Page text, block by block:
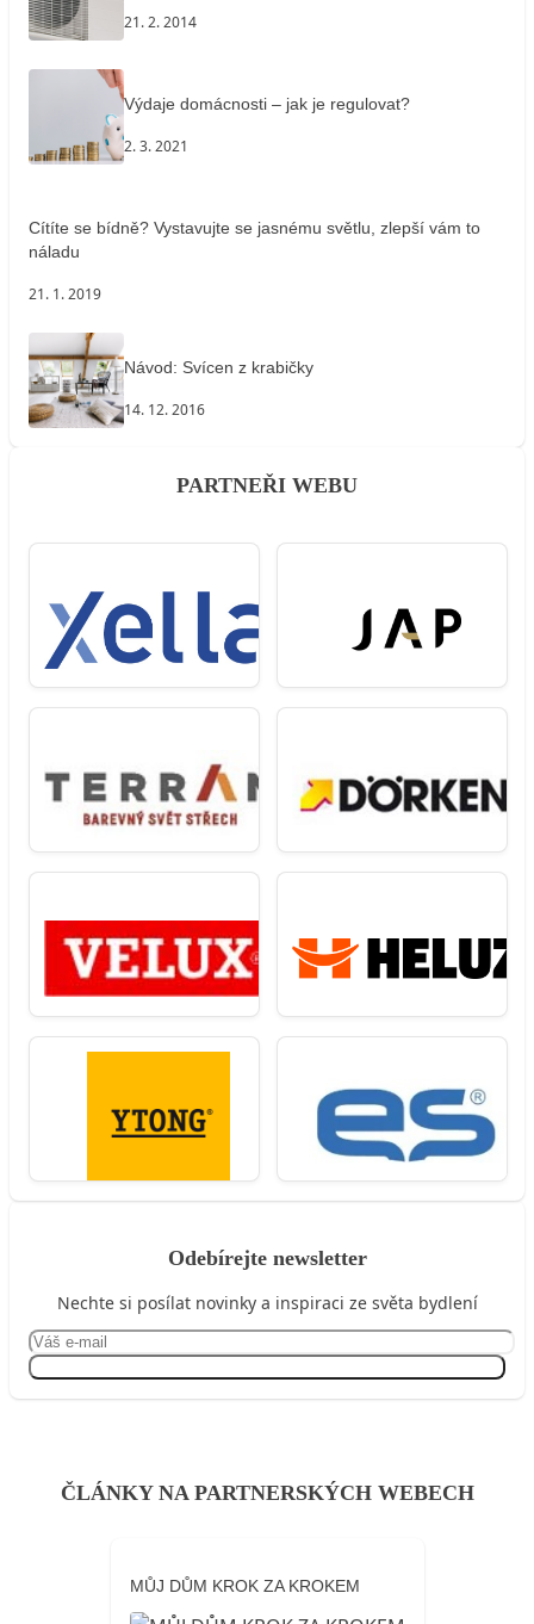
21. 2. 2014
Výdaje domácnosti – jak je regulovat?
2. 3. 2021
Cítíte se bídně? Vystavujte se jasnému světlu, zlepší vám to
náladu
21. 1. 2019
Návod: Svícen z krabičky
14. 12. 2016
PARTNEŘI WEBU
Odebírejte newsletter
Nechte si posílat novinky a inspiraci ze světa bydlení
ČLÁNKY NA PARTNERSKÝCH WEBECH
MŮJ DŮM KROK ZA KROKEM